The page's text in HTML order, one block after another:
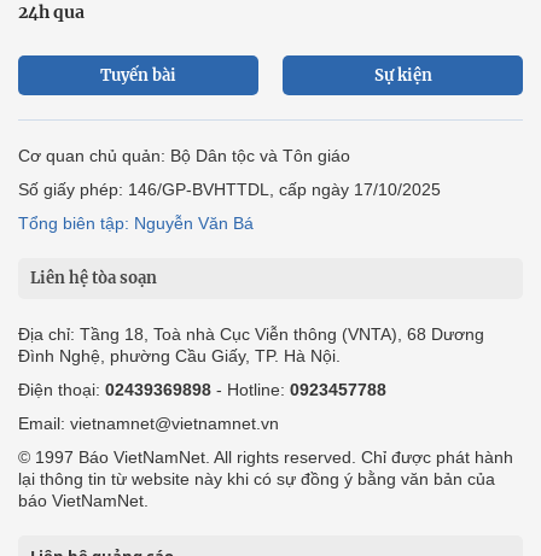
24h qua
Tuyến bài Sự kiện
Cơ quan chủ quản: Bộ Dân tộc và Tôn giáo
Số giấy phép: 146/GP-BVHTTDL, cấp ngày 17/10/2025
Tổng biên tập: Nguyễn Văn Bá
Liên hệ tòa soạn
Địa chỉ: Tầng 18, Toà nhà Cục Viễn thông (VNTA), 68 Dương
Đình Nghệ, phường Cầu Giấy, TP. Hà Nội.
Điện thoại: 02439369898 - Hotline: 0923457788
Email: vietnamnet@vietnamnet.vn
© 1997 Báo VietNamNet. All rights reserved. Chỉ được phát hành
lại thông tin từ website này khi có sự đồng ý bằng văn bản của
báo VietNamNet.